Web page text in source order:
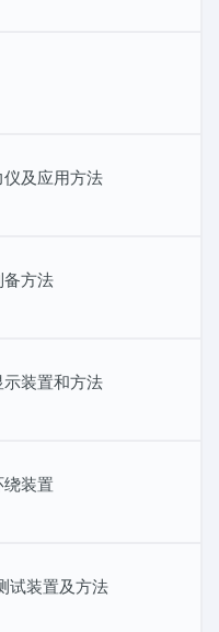
及应用方法
方法
装置和方法
装置
试装置及方法